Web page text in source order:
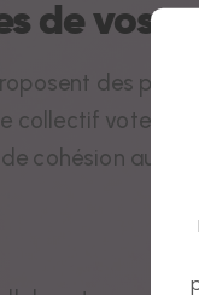
de vos
des
collectif vote et
cohésion